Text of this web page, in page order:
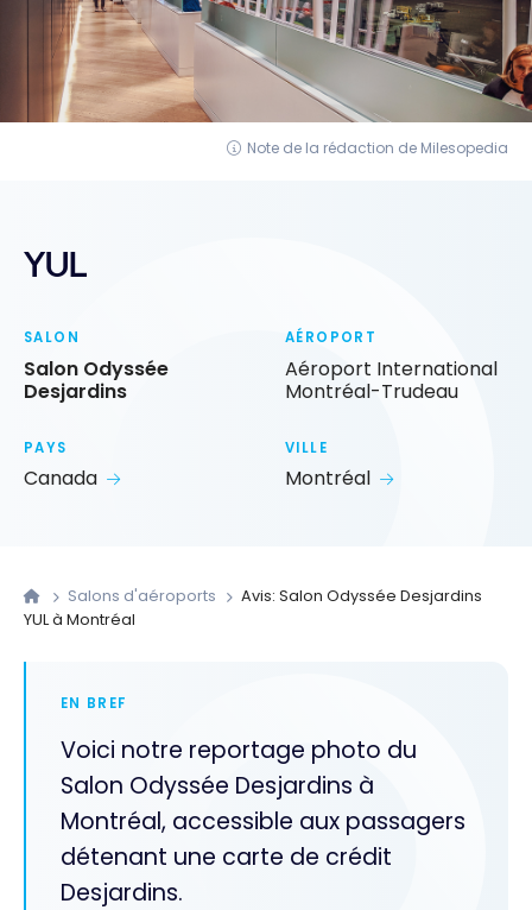
Note de la rédaction de Milesopedia
YUL
SALON
Salon Odyssée
Desjardins
AÉROPORT
Aéroport International
Montréal-Trudeau
PAYS
Canada
VILLE
Montréal
Salons d'aéroports
Avis: Salon Odyssée Desjardins
YUL à Montréal
EN BREF
Voici notre reportage photo du
Salon Odyssée Desjardins à
Montréal, accessible aux passagers
détenant une carte de crédit
Desjardins.